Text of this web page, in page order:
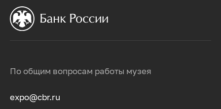
По общим вопросам работы музея
expo@cbr.ru